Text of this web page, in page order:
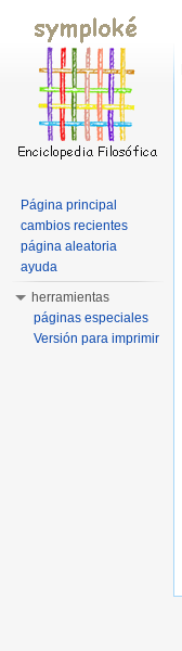
Página principal
cambios recientes
página aleatoria
ayuda
herramientas
páginas especiales
Versión para imprimir